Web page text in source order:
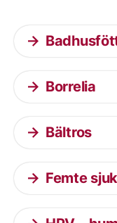
Borrelia
Bältros
Femte